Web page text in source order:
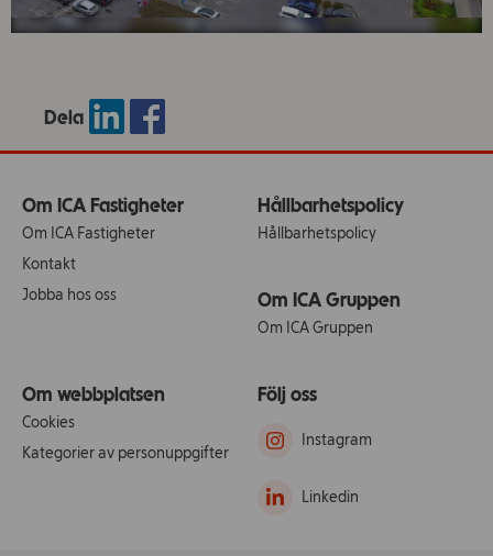
Dela
Om ICA Fastigheter
Om ICA Fastigheter
Kontakt
Jobba hos oss
Hållbarhetspolicy
Hållbarhetspolicy
Om ICA Gruppen
Om ICA Gruppen
Om webbplatsen
Cookies
Kategorier av personuppgifter
Följ oss
Instagram
Linkedin